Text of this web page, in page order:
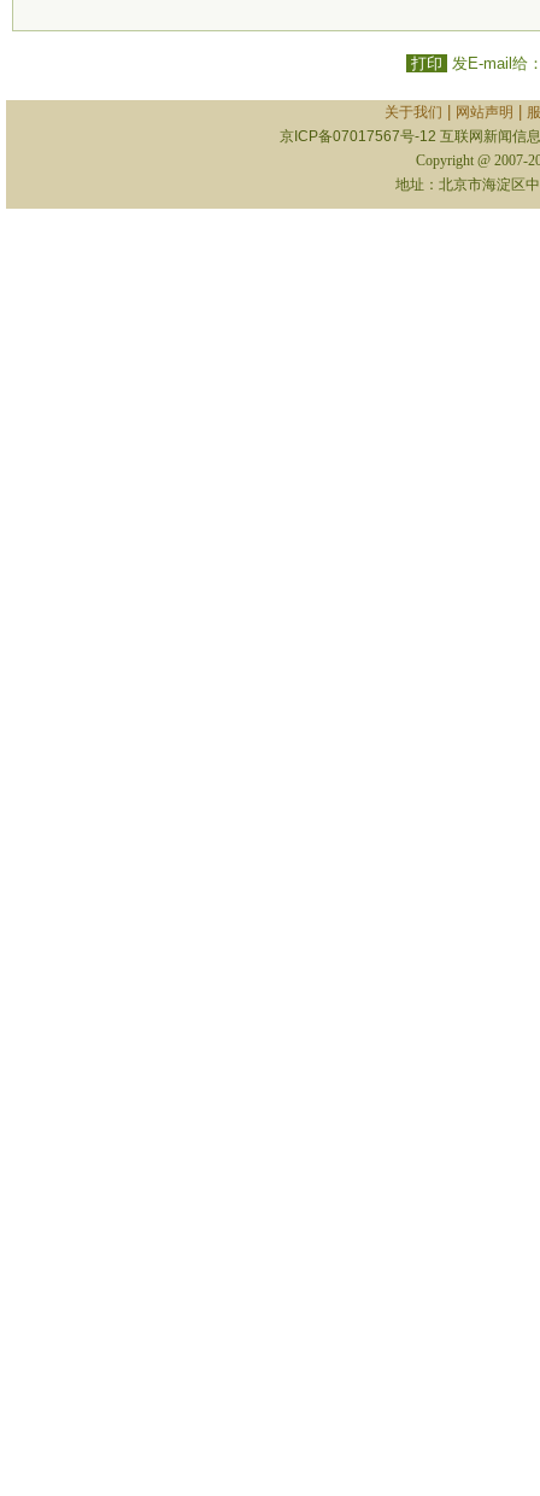
打印 发E-mail给
关于我们 网站声明
京ICP备07017567号-12 互联网新闻信
Copyright @ 2007-
地址：北京市海淀区